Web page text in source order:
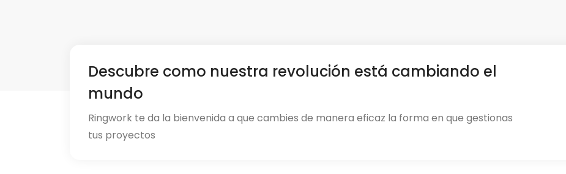
Descubre como nuestra revolución está cambiando el
mundo
Ringwork te da la bienvenida a que cambies de manera eficaz la forma en que gestionas
tus proyectos